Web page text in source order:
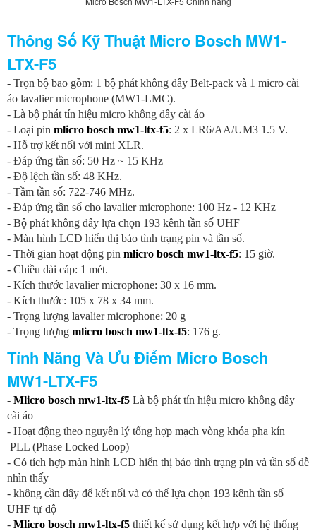
Thông Số Kỹ Thuật Micro Bosch MW1-
LTX-F5
- Trọn bộ bao gồm: 1 bộ phát không dây Belt-pack và 1 micro cài
áo lavalier microphone (MW1-LMC).
- Là bộ phát tín hiệu micro không dây cài áo
- Loại pin mlicro bosch mw1-ltx-f5: 2 x LR6/AA/UM3 1.5 V.
- Hỗ trợ kết nối với mini XLR.
- Đáp ứng tần số: 50 Hz ~ 15 KHz
- Độ lệch tần số: 48 KHz.
- Tầm tần số: 722-746 MHz.
- Đáp ứng tần số cho lavalier microphone: 100 Hz - 12 KHz
- Bộ phát không dây lựa chọn 193 kênh tần số UHF
- Màn hình LCD hiển thị báo tình trạng pin và tần số.
- Thời gian hoạt động pin mlicro bosch mw1-ltx-f5: 15 giờ.
- Chiều dài cáp: 1 mét.
- Kích thước lavalier microphone: 30 x 16 mm.
- Kích thước: 105 x 78 x 34 mm.
- Trọng lượng lavalier microphone: 20 g
- Trọng lượng mlicro bosch mw1-ltx-f5: 176 g.
Tính Năng Và Ưu Điểm Micro Bosch
MW1-LTX-F5
- Mlicro bosch mw1-ltx-f5 Là bộ phát tín hiệu micro không dây
cài áo
- Hoạt động theo nguyên lý tổng hợp mạch vòng khóa pha kín
PLL (Phase Locked Loop)
- Có tích hợp màn hình LCD hiển thị báo tình trạng pin và tần số dễ
nhìn thấy
- không cần dây để kết nối và có thể lựa chọn 193 kênh tần số
UHF tự độ
- Mlicro bosch mw1-ltx-f5 thiết kế sử dụng kết hợp với hệ thống